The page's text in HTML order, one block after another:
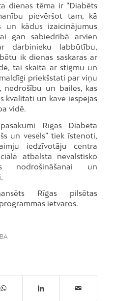
dienas tēma ir “Diabēts
pievēršot tam, kā
kādus izaicinājumus
gan sabiedrībā arvien
darbinieku labbūtību,
ik dienas saskaras ar
tai skaitā ar stigmu un
priekšstati par viņu
nedrošību un bailes, kas
kvalitāti un kavē iespējas
vidē.
Rīgas Diabēta
un vesels” tiek īstenoti,
iedzīvotāju centra
atbalsta nevalstisko
nodrošināšanai un
Rīgas pilsētas
ietvaros.